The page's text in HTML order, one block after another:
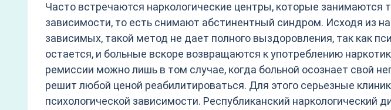
Часто встречаются наркологические центры, которые занимаются
зависимости, то есть снимают абстинентный синдром. Исходя из
зависимых, такой метод не дает полного выздоровления, так как
остается, и больные вскоре возвращаются к употреблению
ремиссии можно лишь в том случае, когда больной осознает свой
решит любой ценой реабилитироваться. Для этого серьезные
психологической зависимости. Республиканский наркологический